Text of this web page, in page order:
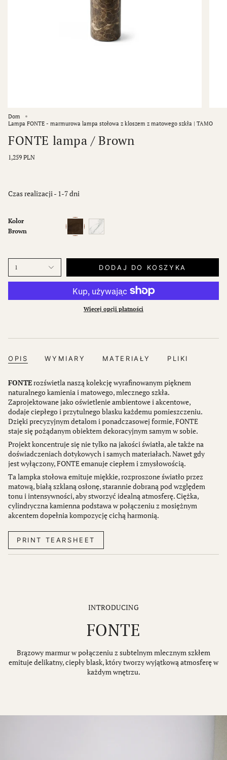
Dom
Lampa FONTE - marmurowa lampa stołowa z kloszem z matowego szkła | TAMO
FONTE lampa / Brown
1,259 PLN
Czas realizacji - 1-7 dni
Kolor
Brown
White
1 DODAJ DO KOSZYKA
Więcej opcji płatności
OPIS WYMIARY MATERIAŁY PLIKI
FONTErozświetla naszą kolekcję wyrafinowanym pięknem
naturalnego kamienia i matowego, mlecznego szkła.
Zaprojektowane jako oświetlenie ambientowe i akcentowe,
dodaje ciepłego i przytulnego blasku każdemu pomieszczeniu.
Dzięki precyzyjnym detalom i ponadczasowej formie, FONTE
staje się pożądanym obiektem dekoracyjnym samym w sobie.
Projekt koncentruje się nie tylko na jakości światła, ale także na
doświadczeniach dotykowych i samych materiałach. Nawet gdy
jest wyłączony, FONTE emanuje ciepłem i zmysłowością.
Ta lampka stołowa emituje miękkie, rozproszone światło przez
matową, białą szklaną osłonę, starannie dobraną pod względem
tonu i intensywności, aby stworzyć idealną atmosferę. Ciężka,
cylindryczna kamienna podstawa w połączeniu z mosiężnym
akcentem dopełnia kompozycję cichą harmonią.
PRINT TEARSHEET
INTRODUCING
FONTE
Brązowy marmur w połączeniu z subtelnym mlecznym szkłem
emituje delikatny, ciepły blask, który tworzy wyjątkową atmosferę w
każdym wnętrzu.